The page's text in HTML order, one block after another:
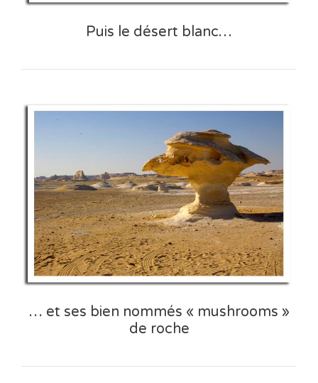
Puis le désert blanc…
… et ses bien nommés « mushrooms »
de roche